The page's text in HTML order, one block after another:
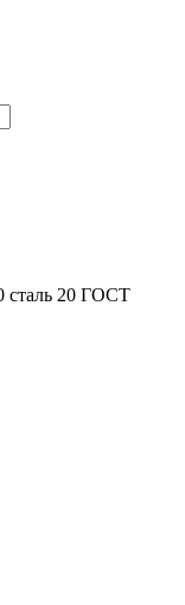
сталь 20 ГОСТ